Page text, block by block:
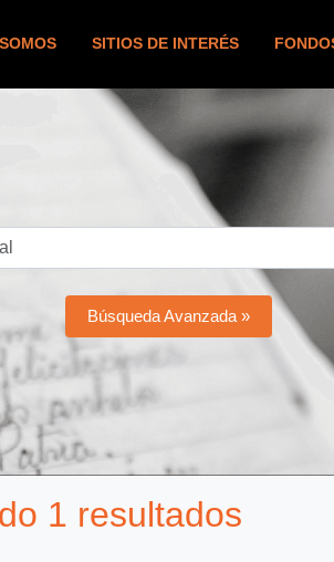
SITIOS DE INTERÉS
Búsqueda Avanzada »
1 resultados